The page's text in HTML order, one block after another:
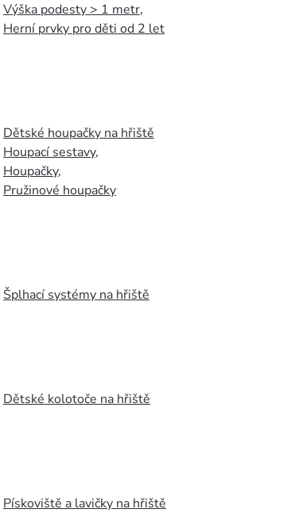
Výška podesty > 1 metr,
Herní prvky pro děti od 2 let
Dětské houpačky na hřiště
Houpací sestavy,
Houpačky,
Pružinové houpačky
Šplhací systémy na hřiště
Dětské kolotoče na hřiště
Pískoviště a lavičky na hřiště